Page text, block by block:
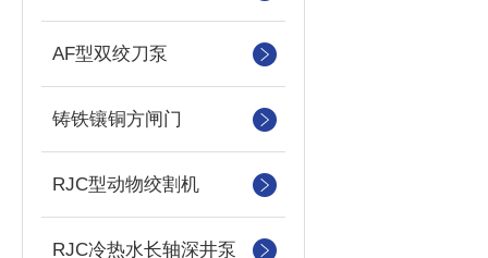
AF型双绞刀泵
铸铁镶铜方闸门
RJC型动物绞割机
RJC冷热水长轴深井泵